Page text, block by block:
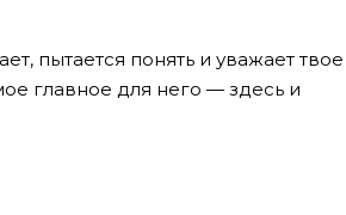
пытается понять и уважает твое
главное для него — здесь и